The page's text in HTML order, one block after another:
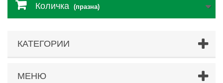
Количка (празна)
КАТЕГОРИИ
МЕНЮ